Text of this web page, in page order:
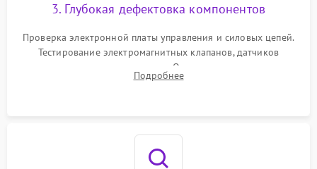
3. Глубокая дефектовка компонентов
Проверка электронной платы управления и силовых цепей.
Тестирование электромагнитных клапанов, датчиков
температуры и расходомера. Оценка степени износа
жерновов кофемолки, уплотнительных колец гидросистемы
Подробнее